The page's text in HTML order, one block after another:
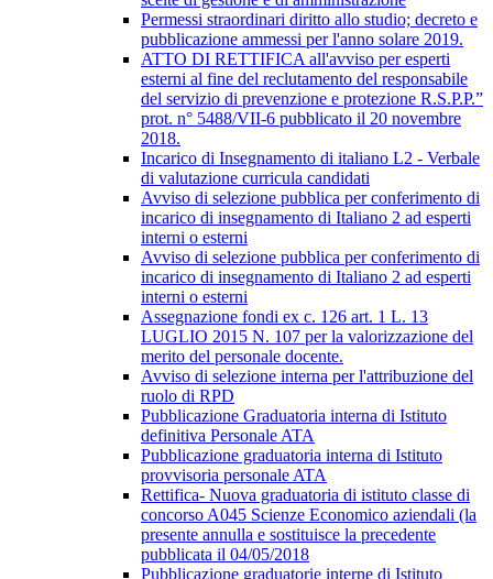
Permessi straordinari diritto allo studio; decreto e
pubblicazione ammessi per l'anno solare 2019.
ATTO DI RETTIFICA all'avviso per esperti
esterni al fine del reclutamento del responsabile
del servizio di prevenzione e protezione R.S.P.P.”
prot. n° 5488/VII-6 pubblicato il 20 novembre
2018.
Incarico di Insegnamento di italiano L2 - Verbale
di valutazione curricula candidati
Avviso di selezione pubblica per conferimento di
incarico di insegnamento di Italiano 2 ad esperti
interni o esterni
Avviso di selezione pubblica per conferimento di
incarico di insegnamento di Italiano 2 ad esperti
interni o esterni
Assegnazione fondi ex c. 126 art. 1 L. 13
LUGLIO 2015 N. 107 per la valorizzazione del
merito del personale docente.
Avviso di selezione interna per l'attribuzione del
ruolo di RPD
Pubblicazione Graduatoria interna di Istituto
definitiva Personale ATA
Pubblicazione graduatoria interna di Istituto
provvisoria personale ATA
Rettifica- Nuova graduatoria di istituto classe di
concorso A045 Scienze Economico aziendali (la
presente annulla e sostituisce la precedente
pubblicata il 04/05/2018
Pubblicazione graduatorie interne di Istituto